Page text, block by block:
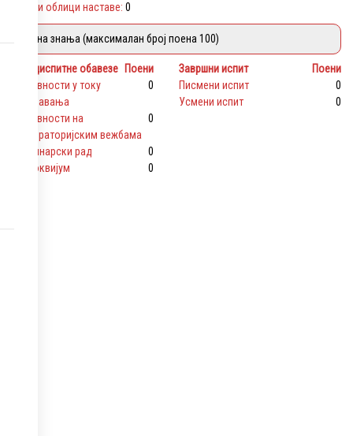
Други облици наставе: 0
Оцена знања (максималан број поена 100)
Предиспитне обавезе
Поени
активности у току
предавања
0
активности на
лабораторијским вежбама
0
семинарски рад
0
колоквијум
0
Завршни испит
Поени
Писмени испит
0
Усмени испит
0